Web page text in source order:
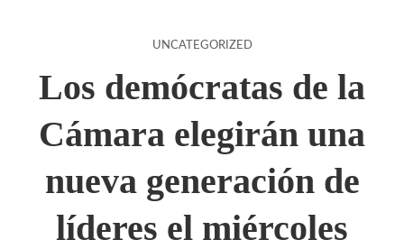
UNCATEGORIZED
Los demócratas de la
Cámara elegirán una
nueva generación de
líderes el miércoles